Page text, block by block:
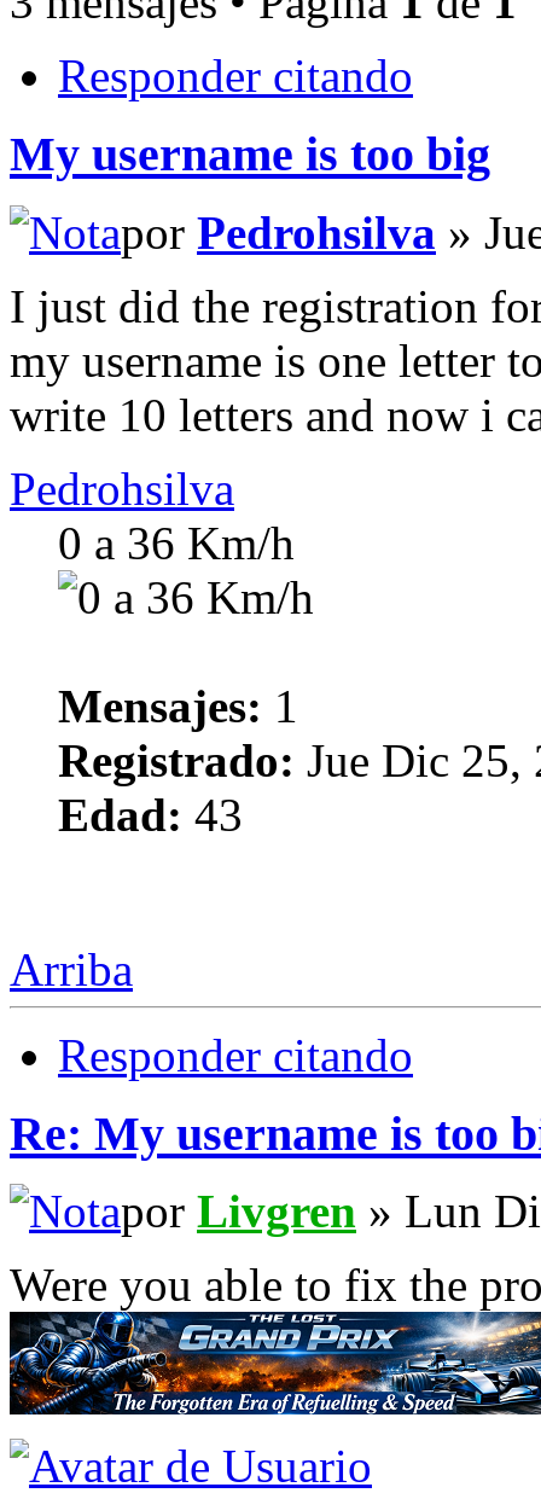
Responder citando
My username is too big
por Pedrohsilva »
I just did the registration
my username is one letter
write 10 letters and now i
Pedrohsilva
0 a 36 Km/h
Mensajes: 1
Registrado: Jue Dic 25,
Edad: 43
Arriba
Responder citando
Re: My username is too
por Livgren » Lun
Were you able to fix the